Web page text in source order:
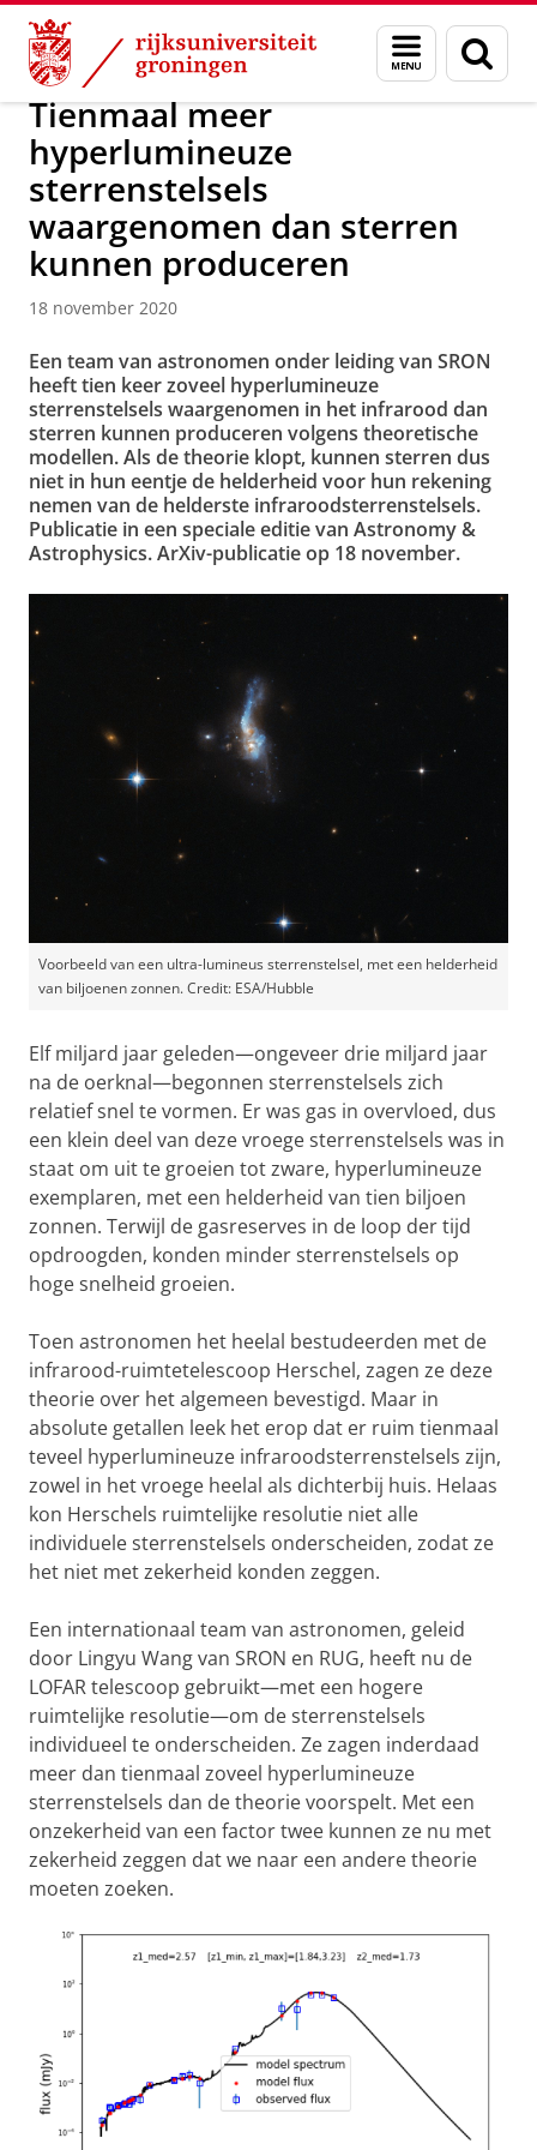
Skip
Content
Skip
Navigation
Menu
en
zoeken
Over ons Actueel Nieuws Nieuwsberichten
Tienmaal meer
hyperlumineuze
sterrenstelsels
waargenomen dan sterren
kunnen produceren
18 november 2020
Een team van astronomen onder leiding van SRON
heeft tien keer zoveel hyperlumineuze
sterrenstelsels waargenomen in het infrarood dan
sterren kunnen produceren volgens theoretische
modellen. Als de theorie klopt, kunnen sterren dus
niet in hun eentje de helderheid voor hun rekening
nemen van de helderste infraroodsterrenstelsels.
Publicatie in een speciale editie van Astronomy &
Astrophysics.ArXiv-publicatieop 18 november.
Voorbeeld van een ultra-lumineus sterrenstelsel, met een helderheid
van biljoenen zonnen. Credit: ESA/Hubble
Elf miljard jaar geleden—ongeveer drie miljard jaar
na de oerknal—begonnen sterrenstelsels zich
relatief snel te vormen. Er was gas in overvloed, dus
een klein deel van deze vroege sterrenstelsels was in
staat om uit te groeien tot zware, hyperlumineuze
exemplaren, met een helderheid van tien biljoen
zonnen. Terwijl de gasreserves in de loop der tijd
opdroogden, konden minder sterrenstelsels op
hoge snelheid groeien.
Toen astronomen het heelal bestudeerden met de
infrarood-ruimtetelescoop Herschel, zagen ze deze
theorie over het algemeen bevestigd. Maar in
absolute getallen leek het erop dat er ruim tienmaal
teveel hyperlumineuze infraroodsterrenstelsels zijn,
zowel in het vroege heelal als dichterbij huis. Helaas
kon Herschels ruimtelijke resolutie niet alle
individuele sterrenstelsels onderscheiden, zodat ze
het niet met zekerheid konden zeggen.
Een internationaal team van astronomen, geleid
door Lingyu Wang van SRON en RUG, heeft nu de
LOFAR telescoop gebruikt—met een hogere
ruimtelijke resolutie—om de sterrenstelsels
individueel te onderscheiden. Ze zagen inderdaad
meer dan tienmaal zoveel hyperlumineuze
sterrenstelsels dan de theorie voorspelt. Met een
onzekerheid van een factor twee kunnen ze nu met
zekerheid zeggen dat we naar een andere theorie
moeten zoeken.